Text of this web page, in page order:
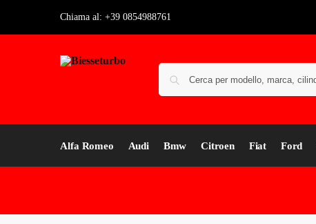
Chiama al: +39 0854988761
Alfa Romeo Audi Bmw Citroen Fiat Ford